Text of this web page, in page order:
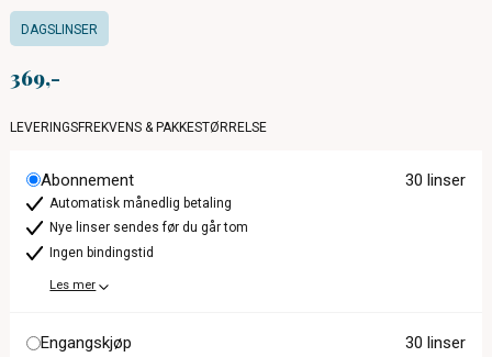
DAGSLINSER
369
LEVERINGSFREKVENS & PAKKESTØRRELSE
Abonnement 30 linser
Automatisk månedlig betaling
Nye linser sendes før du går tom
Ingen bindingstid
Les mer
Engangskjøp 30 linser